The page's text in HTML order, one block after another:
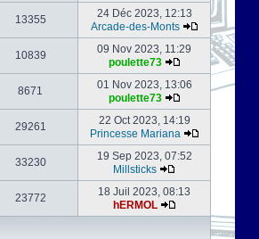
13355
24 Déc 2023, 12:13
Arcade-des-Monts
10839
09 Nov 2023, 11:29
poulette73
8671
01 Nov 2023, 13:06
poulette73
29261
22 Oct 2023, 14:19
Princesse Mariana
33230
19 Sep 2023, 07:52
Millsticks
23772
18 Juil 2023, 08:13
hERMOL